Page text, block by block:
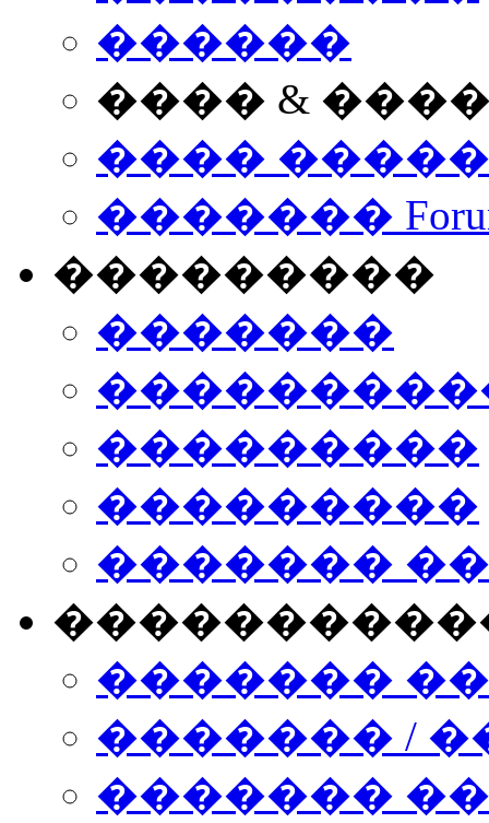
������
���� &
����
�������
���������
�������
���������
���������
�������
�������
������� /
�������